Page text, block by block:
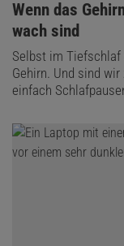
:
Wenn das
wach sind
Selbst im Tiefschlaf
Gehirn. Und sind
einfach